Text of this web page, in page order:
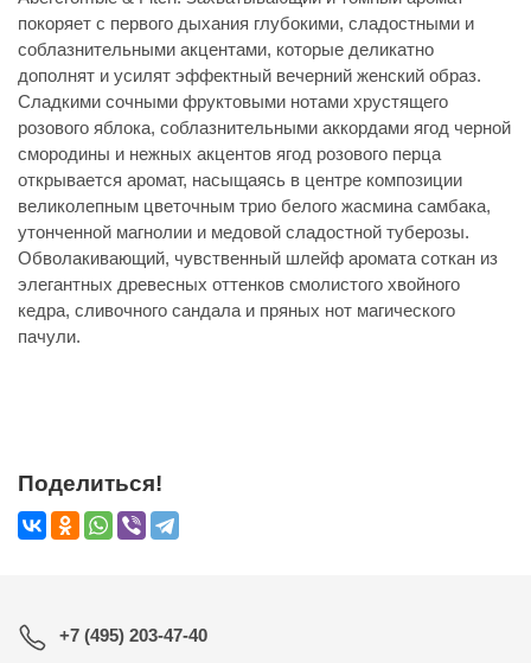
покоряет с первого дыхания глубокими, сладостными и
соблазнительными акцентами, которые деликатно
дополнят и усилят эффектный вечерний женский образ.
Сладкими сочными фруктовыми нотами хрустящего
розового яблока, соблазнительными аккордами ягод черной
смородины и нежных акцентов ягод розового перца
открывается аромат, насыщаясь в центре композиции
великолепным цветочным трио белого жасмина самбака,
утонченной магнолии и медовой сладостной туберозы.
Обволакивающий, чувственный шлейф аромата соткан из
элегантных древесных оттенков смолистого хвойного
кедра, сливочного сандала и пряных нот магического
пачули.
Поделиться!
+7 (495) 203-47-40